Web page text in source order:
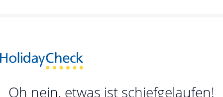
Oh nein, etwas ist schiefgelaufen!